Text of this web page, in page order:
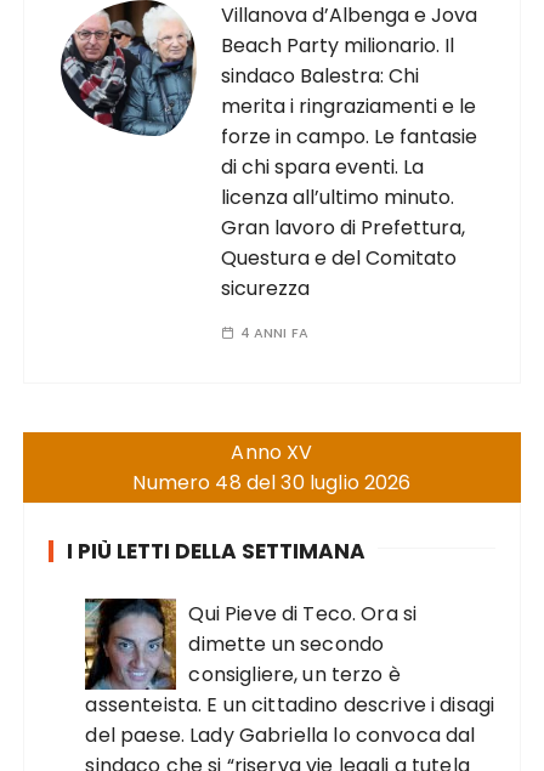
Villanova d’Albenga e Jova
Beach Party milionario. Il
sindaco Balestra: Chi
merita i ringraziamenti e le
forze in campo. Le fantasie
di chi spara eventi. La
licenza all’ultimo minuto.
Gran lavoro di Prefettura,
Questura e del Comitato
sicurezza
4 ANNI FA
Anno XV
Numero 48 del 30 luglio 2026
I PIÙ LETTI DELLA SETTIMANA
Qui Pieve di Teco. Ora si
dimette un secondo
consigliere, un terzo è
assenteista. E un cittadino descrive i disagi
del paese. Lady Gabriella lo convoca dal